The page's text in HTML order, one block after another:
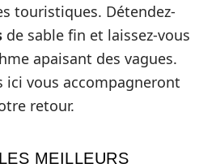
touristiques. Détendez-
de sable fin et laissez-vous
apaisant des vagues.
ici vous accompagneront
retour.
MEILLEURS